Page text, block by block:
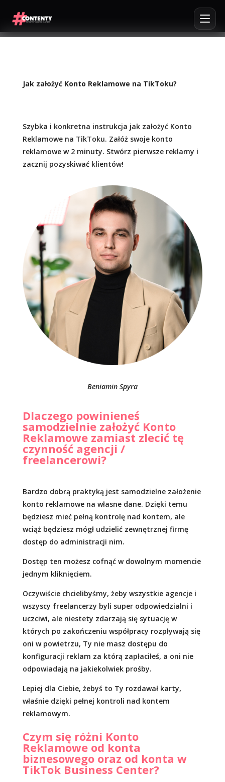
Jak założyć Konto Reklamowe na TikToku?
Szybka i konkretna instrukcja jak założyć Konto
Reklamowe na TikToku. Załóż swoje konto
reklamowe w 2 minuty. Stwórz pierwsze reklamy i
zacznij pozyskiwać klientów!
Beniamin Spyra
Dlaczego powinieneś
samodzielnie założyć Konto
Reklamowe zamiast zlecić tę
czynność agencji /
freelancerowi?
Bardzo dobrą praktyką jest samodzielne założenie
konto reklamowe na własne dane. Dzięki temu
będziesz mieć pełną kontrolę nad kontem, ale
wciąż będziesz mógł udzielić zewnętrznej firmę
dostęp do administracji nim.
Dostęp ten możesz cofnąć w dowolnym momencie
jednym kliknięciem.
Oczywiście chcielibyśmy, żeby wszystkie agencje i
wszyscy freelancerzy byli super odpowiedzialni i
uczciwi, ale niestety zdarzają się sytuację w
których po zakończeniu współpracy rozpływają się
oni w powietrzu, Ty nie masz dostępu do
konfiguracji reklam za którą zapłaciłeś, a oni nie
odpowiadają na jakiekolwiek prośby.
Lepiej dla Ciebie, żebyś to Ty rozdawał karty,
właśnie dzięki pełnej kontroli nad kontem
reklamowym.
Czym się różni Konto
Reklamowe od konta
biznesowego oraz od konta w
TikTok Business Center?